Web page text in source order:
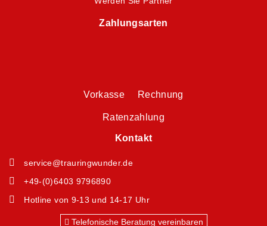
Zahlungsarten
Vorkasse Rechnung
Ratenzahlung
Kontakt
service@trauringwunder.de
+49-(0)6403 9796890
Hotline von 9-13 und 14-17 Uhr
Telefonische Beratung vereinbaren